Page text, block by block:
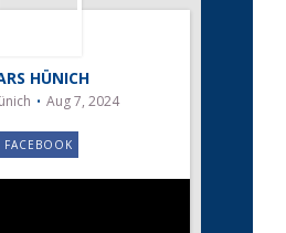
HÜNICH
Aug 7, 2024
FACEBOOK